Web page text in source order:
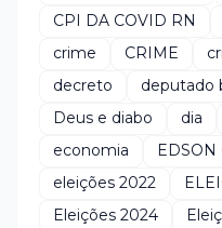
CPI DA COVID RN
crime
CRIME
decreto
deputado
Deus e diabo
dia
economia
EDSON
eleições 2022
Eleições 2024